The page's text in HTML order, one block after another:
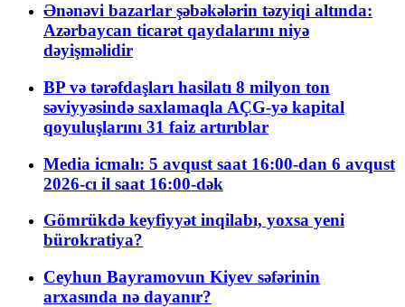
Ənənəvi bazarlar şəbəkələrin təzyiqi altında:
Azərbaycan ticarət qaydalarını niyə
dəyişməlidir
BP və tərəfdaşları hasilatı 8 milyon ton
səviyyəsində saxlamaqla AÇG-yə kapital
qoyuluşlarını 31 faiz artırıblar
Media icmalı: 5 avqust saat 16:00-dan 6 avqust
2026-cı il saat 16:00-dək
Gömrükdə keyfiyyət inqilabı, yoxsa yeni
bürokratiya?
Ceyhun Bayramovun Kiyev səfərinin
arxasında nə dayanır?